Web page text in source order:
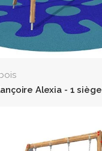
Alexia - 1 siège